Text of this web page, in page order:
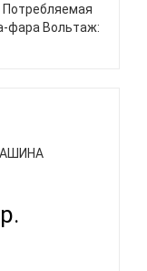
Потребляемая
фара Вольтаж: